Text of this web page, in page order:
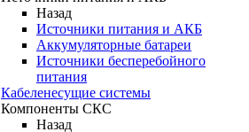
Назад
Источники питания и АКБ
Аккумуляторные батареи
Источники бесперебойного
питания
Кабеленесущие системы
Компоненты СКС
Назад